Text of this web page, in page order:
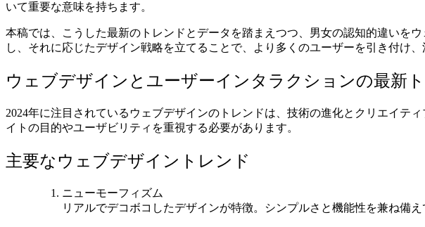
いて重要な意味を持ちます。
本稿では、こうした最新のトレンドとデータを踏まえつつ、男女の認知的違いを
し、それに応じたデザイン戦略を立てることで、より多くのユーザーを引き付け
ウェブデザインとユーザーインタラクションの最新
2024年に注目されているウェブデザインのトレンドは、技術の進化とクリエイテ
イトの目的やユーザビリティを重視する必要があります​​。
主要なウェブデザイントレンド
ニューモーフィズム
リアルでデコボコしたデザインが特徴。シンプルさと機能性を兼ね備え